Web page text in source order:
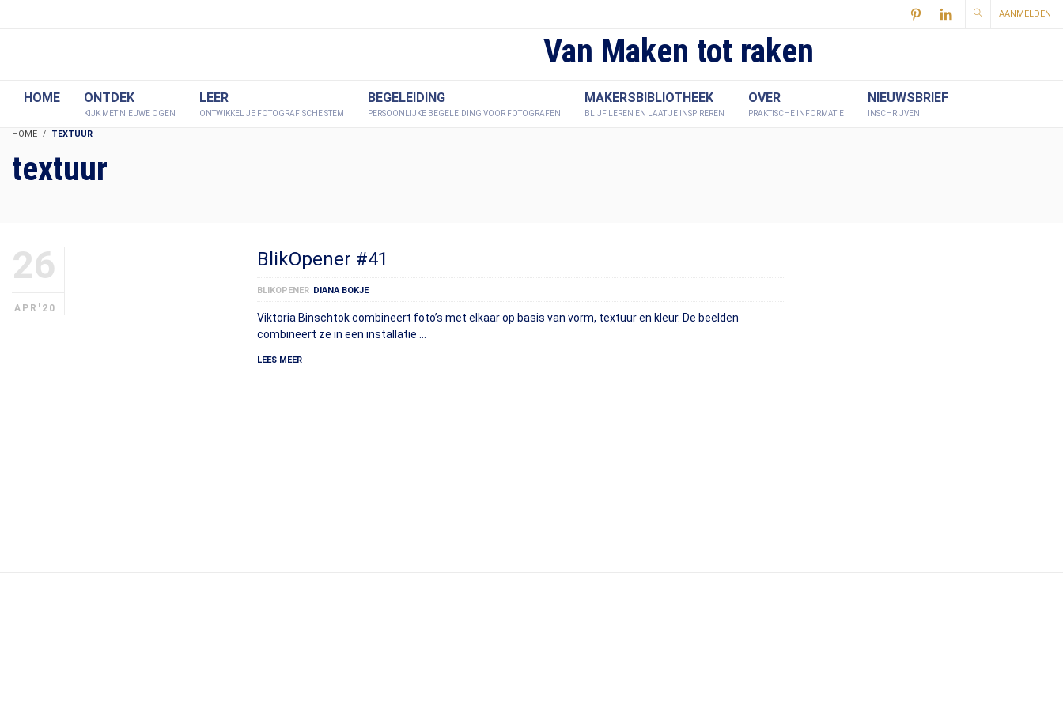
AANMELDEN
Van Maken tot raken
HOME ONTDEK
KIJK MET NIEUWE OGEN
LEER
ONTWIKKEL JE FOTOGRAFISCHE STEM
BEGELEIDING
PERSOONLIJKE BEGELEIDING VOOR FOTOGRAFEN
MAKERSBIBLIOTHEEK
BLIJF LEREN EN LAAT JE INSPIREREN
OVER
PRAKTISCHE INFORMATIE
NIEUWSBRIEF
INSCHRIJVEN
HOME TEXTUUR
textuur
26
APR'20
BlikOpener #41
BLIKOPENER DIANA BOKJE
Viktoria Binschtok combineert foto’s met elkaar op basis van vorm, textuur en kleur. De beelden
combineert ze in een installatie …
LEES MEER